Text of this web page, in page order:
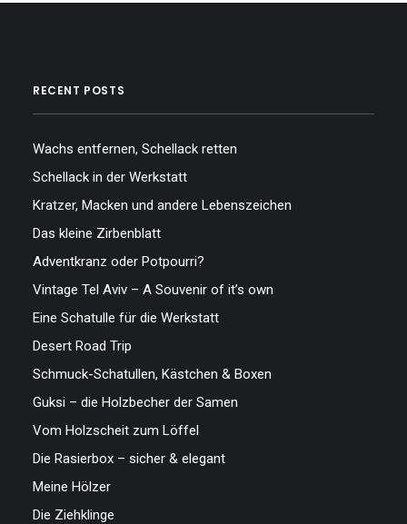
RECENT POSTS
Wachs entfernen, Schellack retten
Schellack in der Werkstatt
Kratzer, Macken und andere Lebenszeichen
Das kleine Zirbenblatt
Adventkranz oder Potpourri?
Vintage Tel Aviv – A Souvenir of it’s own
Eine Schatulle für die Werkstatt
Desert Road Trip
Schmuck-Schatullen, Kästchen & Boxen
Guksi – die Holzbecher der Samen
Vom Holzscheit zum Löffel
Die Rasierbox – sicher & elegant
Meine Hölzer
Die Ziehklinge